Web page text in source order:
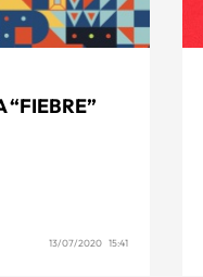
“FIEBRE”
13/07/2020 15:41